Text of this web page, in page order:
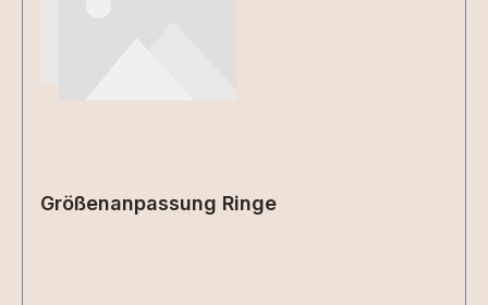
Größenanpassung Ringe